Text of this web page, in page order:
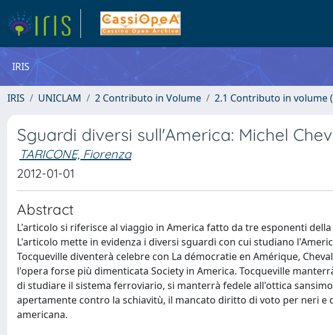
IRIS
IRIS UNICLAM 2 Contributo in Volume 2.1 Contributo in volume
Sguardi diversi sull'America: Michel
TARICONE, Fiorenza
2012-01-01
Abstract
L'articolo si riferisce al viaggio in America fatto da tre esponenti
L'articolo mette in evidenza i diversi sguardi con cui studiano
Tocqueville diventerà celebre con La démocratie en Amérique,
l'opera forse più dimenticata Society in America. Tocqueville
di studiare il sistema ferroviario, si manterrà fedele all'ottica
apertamente contro la schiavitù, il mancato diritto di voto per neri
americana.